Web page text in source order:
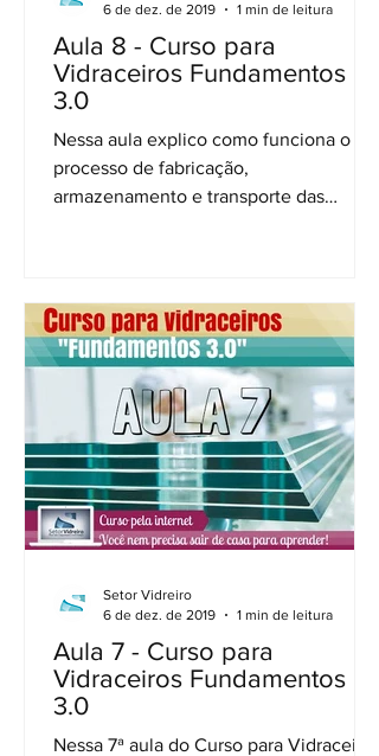
Aula 8 - Curso para
Vidraceiros Fundamentos
3.0
Nessa aula explico como funciona o
processo de fabricação,
armazenamento e transporte das
6 de dez. de 2019
1 min de leitura
Aula 7 - Curso para
Vidraceiros Fundamentos
3.0
Nessa 7ª aula do Curso para Vidraceiros
Setor Vidreiro
6 de dez. de 2019
1 min de leitura